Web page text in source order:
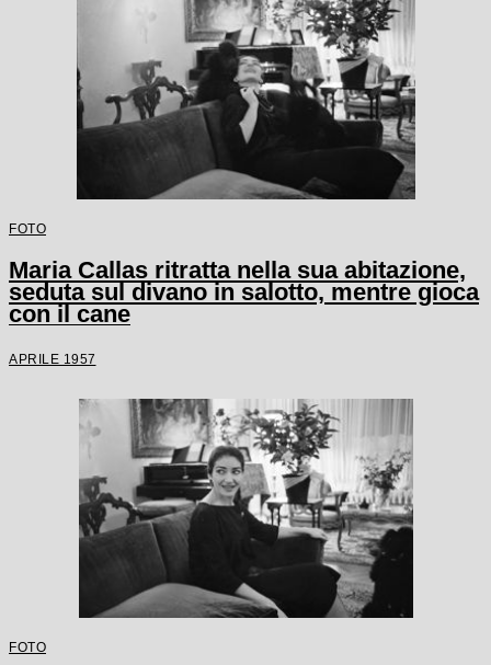
FOTO
Maria Callas ritratta nella sua abitazione,
seduta sul divano in salotto, mentre gioca
con il cane
APRILE 1957
FOTO